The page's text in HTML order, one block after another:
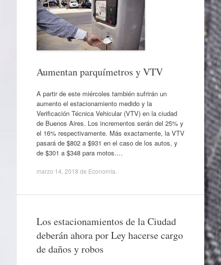
Aumentan parquímetros y VTV
A partir de este miércoles también sufrirán un
aumento el estacionamiento medido y la
Verificación Técnica Vehicular (VTV) en la ciudad
de Buenos Aires. Los incrementos serán del 25% y
el 16% respectivamente. Más exactamente, la VTV
pasará de $802 a $931 en el caso de los autos, y
de $301 a $348 para motos.…
marzo 14, 2018 de Economía
Los estacionamientos de la Ciudad
deberán ahora por Ley hacerse cargo
de daños y robos